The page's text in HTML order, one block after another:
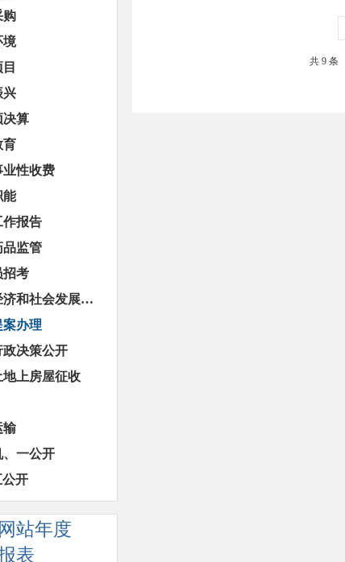
购
境
兴
决算
育
业性收费
能
作报告
品监管
招考
国民经济和社会发展统计信息
办理
政决策公开
地上房屋征收
输
、一公开
开
网站年度
表
共 9 条